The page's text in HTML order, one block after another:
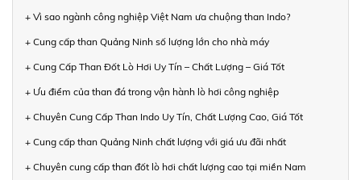
+ Vì sao ngành công nghiệp Việt Nam ưa chuộng than Indo?
+ Cung cấp than Quảng Ninh số lượng lớn cho nhà máy
+ Cung Cấp Than Đốt Lò Hơi Uy Tín – Chất Lượng – Giá Tốt
+ Ưu điểm của than đá trong vận hành lò hơi công nghiệp
+ Chuyên Cung Cấp Than Indo Uy Tín, Chất Lượng Cao, Giá Tốt
+ Cung cấp than Quảng Ninh chất lượng với giá ưu đãi nhất
+ Chuyên cung cấp than đốt lò hơi chất lượng cao tại miền Nam